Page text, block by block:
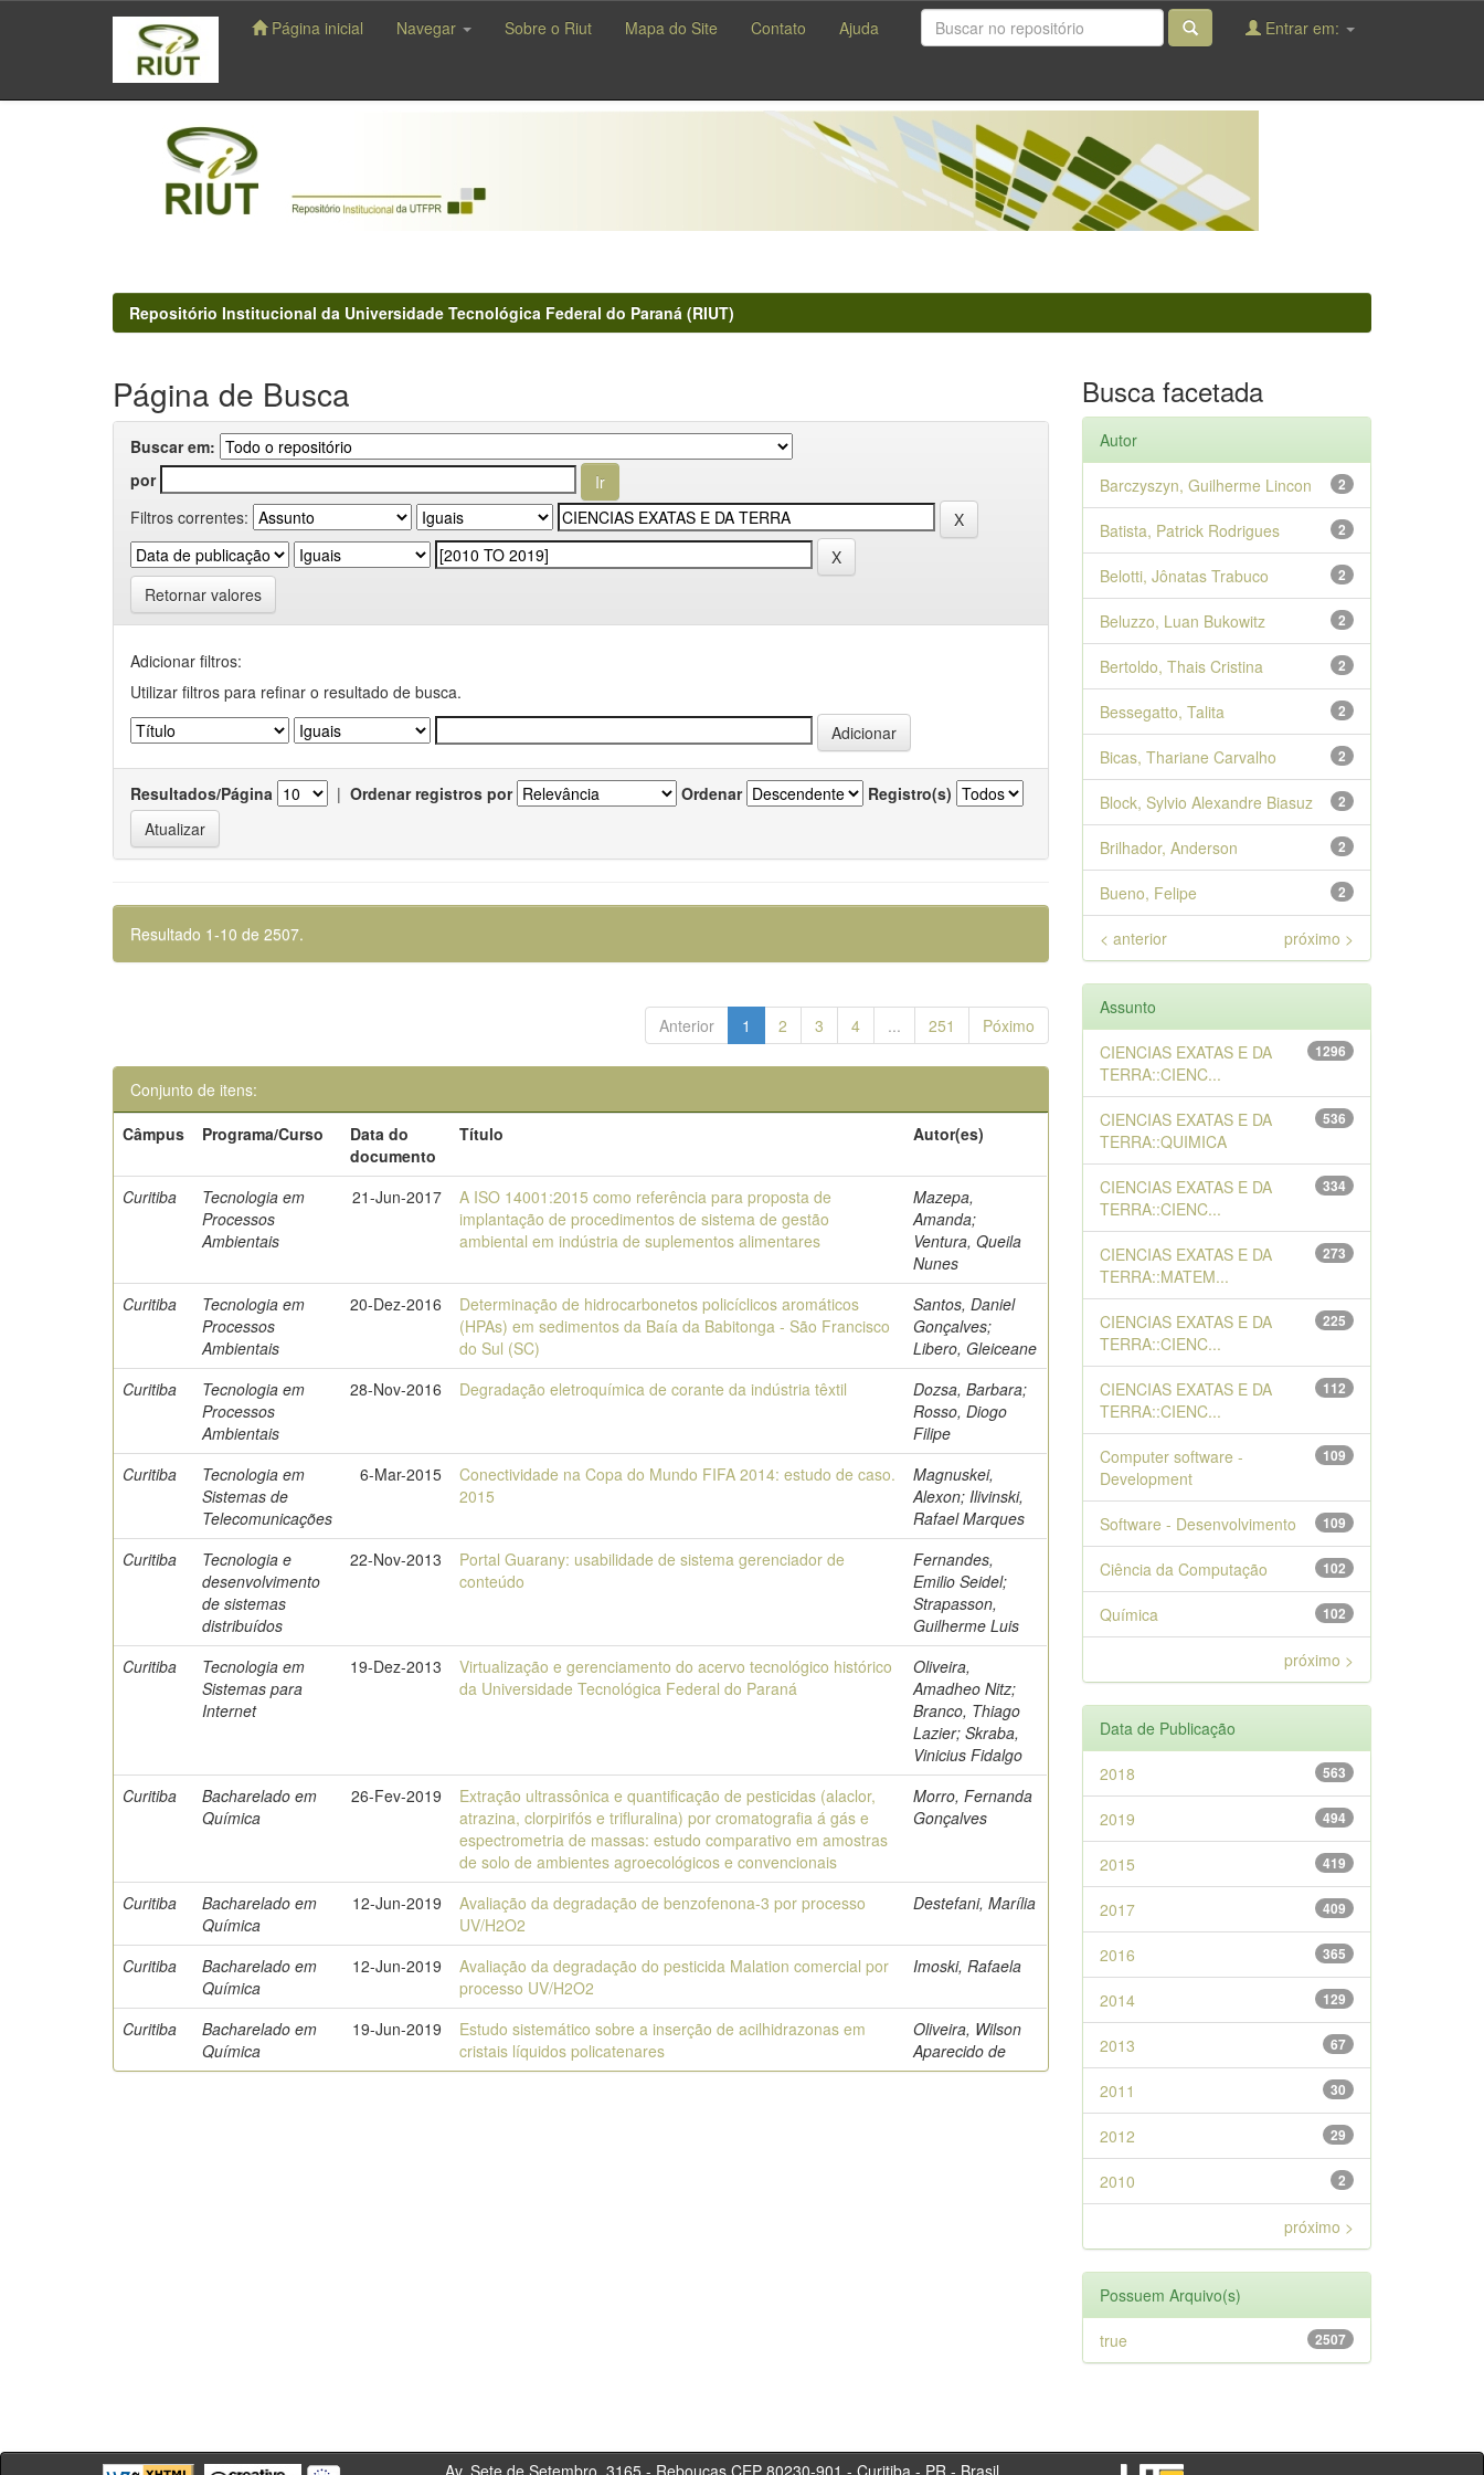
navigation
Página inicial Navegar Sobre o Riut Mapa do Site Contato Ajuda Entrar em:
Repositório Institucional da Universidade Tecnológica Federal do Paraná (RIUT)
Página de Busca
Buscar em:
por
Filtros correntes:
Retornar valores
Adicionar filtros:
Utilizar filtros para refinar o resultado de busca.
Resultados/Página | Ordenar registros por Ordenar Registro(s)
Resultado 1-10 de 2507.
Anterior 1 2 3 4 ... 251 Póximo
Conjunto de itens:
Câmpus
Programa/Curso
Data do
documento
Título Autor(es)
Curitiba
Tecnologia em
Processos
Ambientais
21-Jun-2017
A ISO 14001:2015 como referência para proposta de
implantação de procedimentos de sistema de gestão
ambiental em indústria de suplementos alimentares
Mazepa,
Amanda;
Ventura, Queila
Nunes
Curitiba
Tecnologia em
Processos
Ambientais
20-Dez-2016
Determinação de hidrocarbonetos policíclicos aromáticos
(HPAs) em sedimentos da Baía da Babitonga - São Francisco
do Sul (SC)
Santos, Daniel
Gonçalves;
Libero, Gleiceane
Curitiba
Tecnologia em
Processos
Ambientais
28-Nov-2016 Degradação eletroquímica de corante da indústria têxtil
Dozsa, Barbara;
Rosso, Diogo
Filipe
Curitiba
Tecnologia em
Sistemas de
Telecomunicações
6-Mar-2015
Conectividade na Copa do Mundo FIFA 2014: estudo de caso.
2015
Magnuskei,
Alexon; Ilivinski,
Rafael Marques
Curitiba
Tecnologia e
desenvolvimento
de sistemas
distribuídos
22-Nov-2013
Portal Guarany: usabilidade de sistema gerenciador de
conteúdo
Fernandes,
Emilio Seidel;
Strapasson,
Guilherme Luis
Curitiba
Tecnologia em
Sistemas para
Internet
19-Dez-2013
Virtualização e gerenciamento do acervo tecnológico histórico
da Universidade Tecnológica Federal do Paraná
Oliveira,
Amadheo Nitz;
Branco, Thiago
Lazier; Skraba,
Vinicius Fidalgo
Curitiba
Bacharelado em
Química
26-Fev-2019
Extração ultrassônica e quantificação de pesticidas (alaclor,
atrazina, clorpirifós e trifluralina) por cromatografia á gás e
espectrometria de massas: estudo comparativo em amostras
de solo de ambientes agroecológicos e convencionais
Morro, Fernanda
Gonçalves
Curitiba
Bacharelado em
Química
12-Jun-2019
Avaliação da degradação de benzofenona-3 por processo
UV/H2O2
Destefani, Marília
Curitiba
Bacharelado em
Química
12-Jun-2019
Avaliação da degradação do pesticida Malation comercial por
processo UV/H2O2
Imoski, Rafaela
Curitiba
Bacharelado em
Química
19-Jun-2019
Estudo sistemático sobre a inserção de acilhidrazonas em
cristais líquidos policatenares
Oliveira, Wilson
Aparecido de
Busca facetada
Autor
2
Barczyszyn, Guilherme Lincon
2
Batista, Patrick Rodrigues
2
Belotti, Jônatas Trabuco
2
Beluzzo, Luan Bukowitz
2
Bertoldo, Thais Cristina
2
Bessegatto, Talita
2
Bicas, Thariane Carvalho
2
Block, Sylvio Alexandre Biasuz
2
Brilhador, Anderson
2
Bueno, Felipe
< anterior próximo >
Assunto
1296
CIENCIAS EXATAS E DA
TERRA::CIENC...
536
CIENCIAS EXATAS E DA
TERRA::QUIMICA
334
CIENCIAS EXATAS E DA
TERRA::CIENC...
273
CIENCIAS EXATAS E DA
TERRA::MATEM...
225
CIENCIAS EXATAS E DA
TERRA::CIENC...
112
CIENCIAS EXATAS E DA
TERRA::CIENC...
109
Computer software -
Development
109
Software - Desenvolvimento
102
Ciência da Computação
102
Química
próximo >
Data de Publicação
563
2018
494
2019
419
2015
409
2017
365
2016
129
2014
67
2013
30
2011
29
2012
2
2010
próximo >
Possuem Arquivo(s)
2507
true
Av. Sete de Setembro, 3165 - Rebouças CEP 80230-901 - Curitiba - PR - Brasil